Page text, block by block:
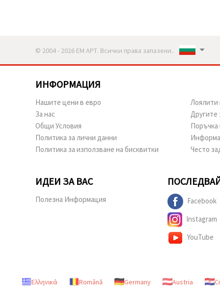
© 2004 - 2026 ЕМ АРТ. Всички права запазени..
ИНФОРМАЦИЯ
Нашите цени в евро
За нас
Общи Условия
Политика за лични данни
Политика за използване на бисквитки
Лоялити
Другите
Поръчка
Често
ИДЕИ ЗА ВАС
Полезна Информация
Facebook
Instagram
YouTube
Ελληνικά Română Germany Austria